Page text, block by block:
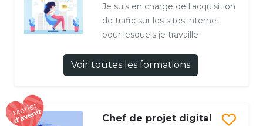
Je suis en charge de l'acquisition
de trafic sur les sites internet
pour lesquels je travaille
Voir toutes les formations
Chef de projet digital